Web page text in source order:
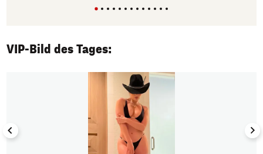
VIP-Bild des Tages:
1/50